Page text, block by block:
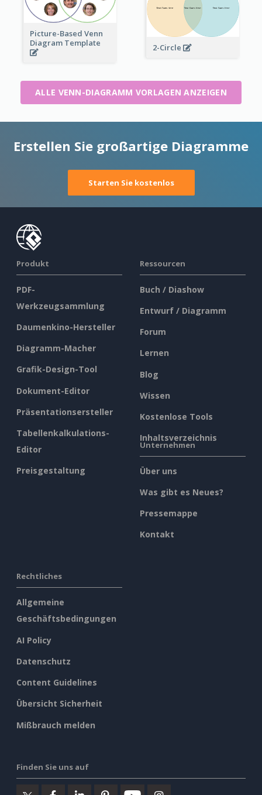
Picture-Based Venn
Diagram Template
2-Circle
ALLE VENN-DIAGRAMM VORLAGEN ANZEIGEN
Erstellen Sie großartige Diagramme
Starten Sie kostenlos
Produkt
PDF-
Werkzeugsammlung
Daumenkino-Hersteller
Diagramm-Macher
Grafik-Design-Tool
Dokument-Editor
Präsentationsersteller
Tabellenkalkulations-
Editor
Preisgestaltung
Ressourcen
Buch / Diashow
Entwurf / Diagramm
Forum
Lernen
Blog
Wissen
Kostenlose Tools
Inhaltsverzeichnis
Unternehmen
Über uns
Was gibt es Neues?
Pressemappe
Kontakt
Rechtliches
Allgemeine
Geschäftsbedingungen
AI Policy
Datenschutz
Content Guidelines
Übersicht Sicherheit
Mißbrauch melden
Finden Sie uns auf